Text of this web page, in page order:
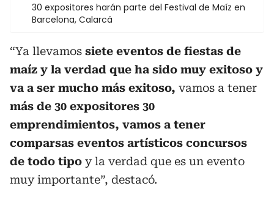
30 expositores harán parte del Festival de Maíz en
Barcelona, Calarcá
“Ya llevamos siete eventos de fiestas de
maíz y la verdad que ha sido muy exitoso y
va a ser mucho más exitoso, vamos a tener
más de 30 expositores 30
emprendimientos, vamos a tener
comparsas eventos artísticos concursos
de todo tipo y la verdad que es un evento
muy importante”, destacó.